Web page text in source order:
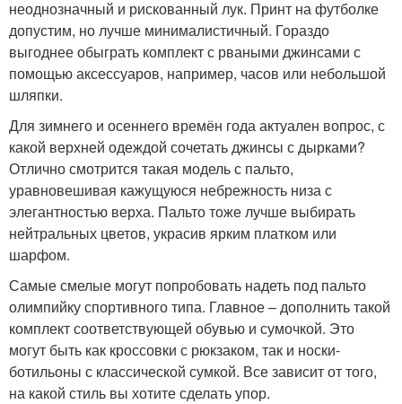
неоднозначный и рискованный лук. Принт на футболке
допустим, но лучше минималистичный. Гораздо
выгоднее обыграть комплект с рваными джинсами с
помощью аксессуаров, например, часов или небольшой
шляпки.
Для зимнего и осеннего времён года актуален вопрос, с
какой верхней одеждой сочетать джинсы с дырками?
Отлично смотрится такая модель с пальто,
уравновешивая кажущуюся небрежность низа с
элегантностью верха. Пальто тоже лучше выбирать
нейтральных цветов, украсив ярким платком или
шарфом.
Самые смелые могут попробовать надеть под пальто
олимпийку спортивного типа. Главное – дополнить такой
комплект соответствующей обувью и сумочкой. Это
могут быть как кроссовки с рюкзаком, так и носки-
ботильоны с классической сумкой. Все зависит от того,
на какой стиль вы хотите сделать упор.